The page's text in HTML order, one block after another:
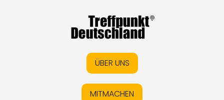
ÜBER UNS
MITMACHEN